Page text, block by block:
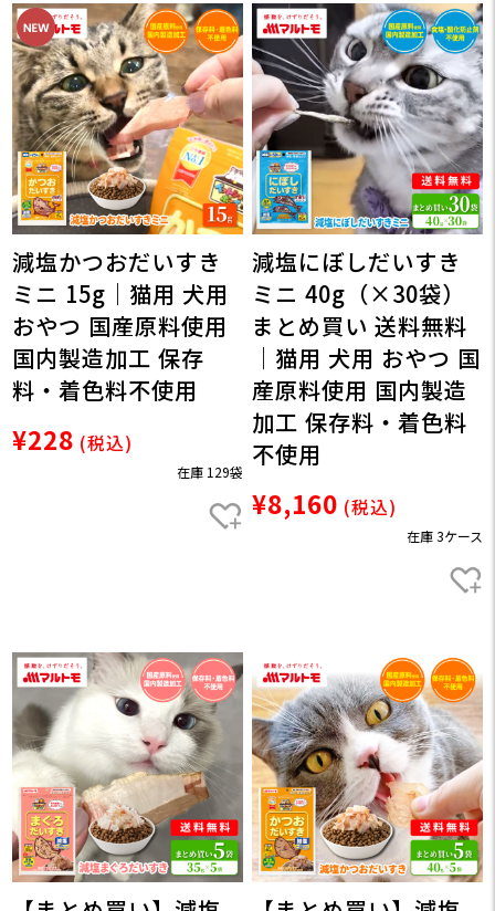
減塩かつおだいすき
ミニ 15g｜猫用 犬用
おやつ 国産原料使用
国内製造加工 保存
料・着色料不使用
¥228 (税込)
在庫 129袋
減塩にぼしだいすき
ミニ 40g（×30袋）
まとめ買い 送料無料
｜猫用 犬用 おやつ 国
産原料使用 国内製造
加工 保存料・着色料
不使用
¥8,160 (税込)
在庫 3ケース